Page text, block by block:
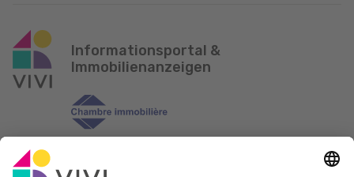
Informationsportal &
Immobilienanzeigen